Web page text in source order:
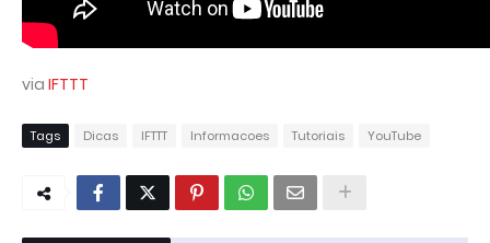
via IFTTT
Tags Dicas IFTTT Informacoes Tutoriais YouTube